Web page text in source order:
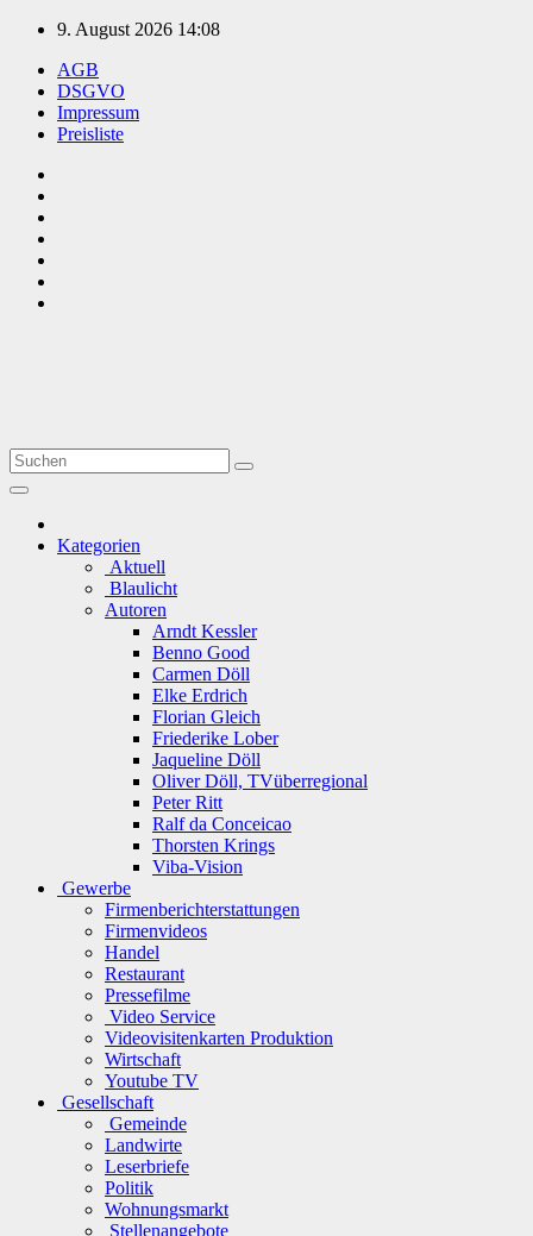
Zum
springen
9. August 2026 14:08
AGB
DSGVO
Impressum
Preisliste
Kategorien
Aktuell
Blaulicht
Autoren
Arndt Kessler
Benno Good
Carmen Döll
Elke Erdrich
Florian Gleich
Friederike Lober
Jaqueline Döll
Oliver Döll, TVüberregional
Peter Ritt
Ralf da Conceicao
Thorsten Krings
Viba-Vision
Gewerbe
Firmenberichterstattungen
Firmenvideos
Handel
Restaurant
Pressefilme
Video Service
Videovisitenkarten Produktion
Wirtschaft
Youtube TV
Gesellschaft
Gemeinde
Landwirte
Leserbriefe
Politik
Wohnungsmarkt
Stellenangebote